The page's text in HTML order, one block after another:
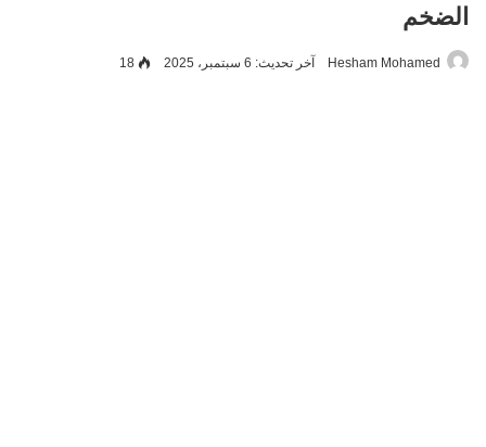
الضخم
Hesham Mohamed آخر تحديث: 6 سبتمبر، 2025 18